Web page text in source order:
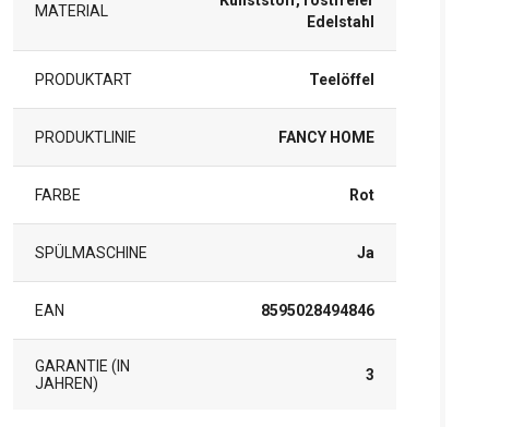
MATERIAL
Edelstahl
PRODUKTART Teelöffel
PRODUKTLINIE FANCY HOME
FARBE Rot
SPÜLMASCHINE Ja
EAN 8595028494846
GARANTIE (IN
JAHREN)
3